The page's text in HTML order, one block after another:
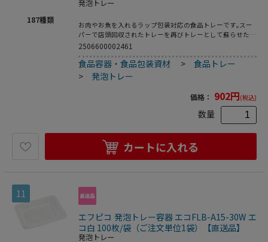
187種類
発泡トレー
お肉やお魚を入れるラップ包装対応の食品トレーです｡スー
パーで店頭回収されたトレーを再びトレーとして蘇らせたリ
サイクルトレーです｡●電子レンジ使用不可●オーブン使用
不可●耐熱温度:80℃●入数:100枚
2506600002461
食品容器・食品包装資材 >食品トレー
> 発泡トレー
価格： 902円(税込)
数量
カートに入れる
11
エフピコ 発泡トレー容器 エコFLB-A15-30W エ
コ白 100枚/袋（ご注文単位1袋）【直送品】
発泡トレー